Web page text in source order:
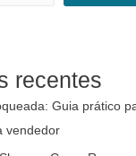
recentes
Guia prático
vendedor